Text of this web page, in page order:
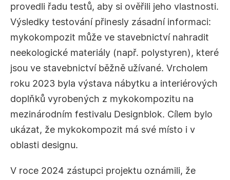
provedli řadu testů, aby si ověřili jeho vlastnosti.
Výsledky testování přinesly zásadní informaci:
mykokompozit může ve stavebnictví nahradit
neekologické materiály (např. polystyren), které
jsou ve stavebnictví běžně užívané. Vrcholem
roku 2023 byla výstava nábytku a interiérových
doplňků vyrobených z mykokompozitu na
mezinárodním festivalu Designblok. Cílem bylo
ukázat, že mykokompozit má své místo i v
oblasti designu.
V roce 2024 zástupci projektu oznámili, že